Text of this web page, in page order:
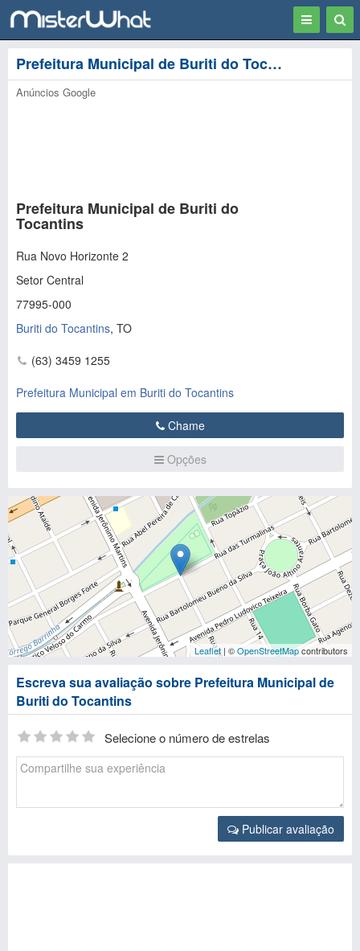
Toggle
Prefeitura Municipal de Buriti do Tocantins - Buriti do Tocantins
Anúncios Google
Prefeitura Municipal de Buriti do
Tocantins
Rua Novo Horizonte 2
Setor Central
77995-000
Buriti do Tocantins, TO
(63) 3459 1255
Prefeitura Municipal em Buriti do Tocantins
Chame
Opções
Leaflet| ©OpenStreetMapcontributors
Escreva sua avaliação sobre Prefeitura Municipal de
Buriti do Tocantins
Selecione o número de estrelas
Publicar avaliação